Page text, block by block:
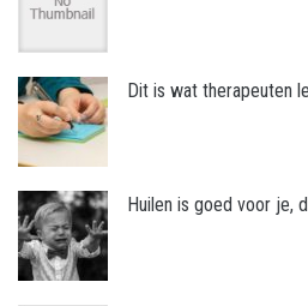
Dit is wat therapeuten
Huilen is goed voor je,